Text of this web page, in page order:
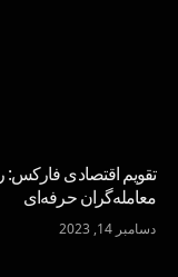
تقویم اقتصادی فارکس:
معامله‌گران حرفه‌ای
دسامبر 14, 2023